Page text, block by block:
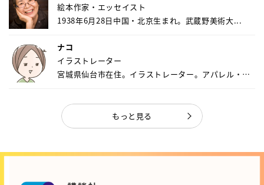
絵本作家・エッセイスト
1938年6月28日中国・北京生まれ。武蔵野美術大...
ナコ
イラストレーター
宮城県仙台市在住。イラストレーター。アパレル・キ
もっと見る